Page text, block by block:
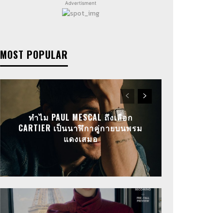
Advertisment
MOST POPULAR
ทำไม PAUL MESCAL ถึงเลือก
CARTIER เป็นนาฬิกาคู่กายบนพรม
แดงเสมอ